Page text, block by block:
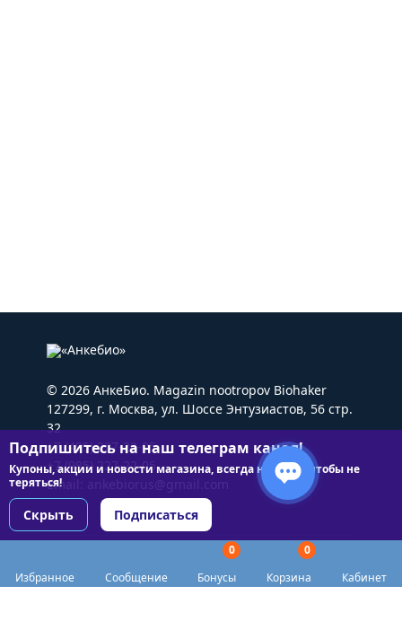
Избранное Сообщение
0
Бонусы
0
Корзина
Кабинет
© 2026 АнкеБио. Magazin nootropov Biohaker
127299, г. Москва, ул. Шоссе Энтузиастов, 56 стр.
32
+7 (495) 227-22-05
+7 (985) 227-22-05
Email: ankebiorus@gmail.com
Подпишитесь на наш телеграм канал!
Купоны, акции и новости магазина, всегда на связи чтобы не
теряться!
Скрыть Подписаться